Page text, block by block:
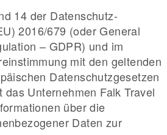
14 der Datenschutz-
2016/679 (oder General
– GDPR) und im
mit den geltenden
Datenschutzgesetzen
Unternehmen Falk Travel
über die
Daten zur